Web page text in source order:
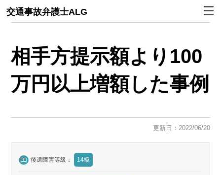
交通事故弁護士ALG
相手方提示額より100
万円以上増額した事例
更新日：2022/06/20
後遺障害等級： 14級